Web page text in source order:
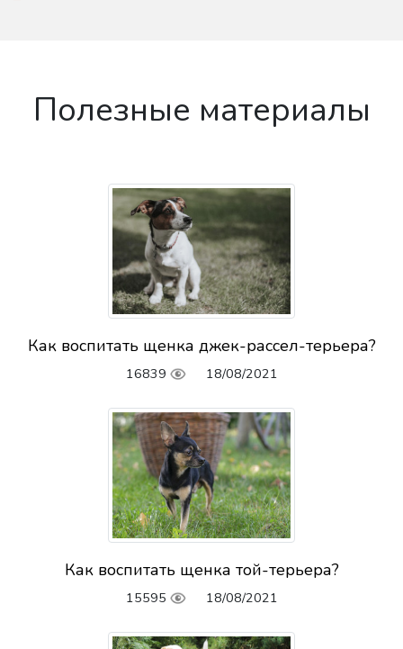
Полезные материалы
Как воспитать щенка джек-рассел-терьера?
16839 18/08/2021
Как воспитать щенка той-терьера?
15595 18/08/2021